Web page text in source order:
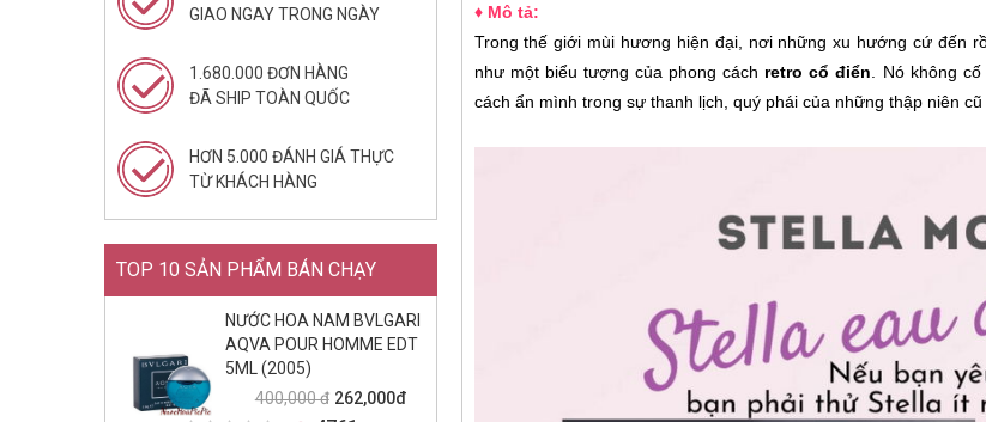
GIAO NGAY TRONG NGÀY
1.680.000 ĐƠN HÀNG
ĐÃ SHIP TOÀN QUỐC
HƠN 5.000 ĐÁNH GIÁ THỰC
TỪ KHÁCH HÀNG
TOP 10 SẢN PHẨM BÁN CHẠY
NƯỚC HOA NAM BVLGARI
AQVA POUR HOMME EDT
5ML (2005)
400,000 đ 262,000đ
♦ Mô tả:
Trong thế giới mùi hương hiện đại, nơi những xu hướng cứ đến
như một biểu tượng của phong cách retro cổ điển . Nó không
cách ẩn mình trong sự thanh lịch, quý phái của những thập niên